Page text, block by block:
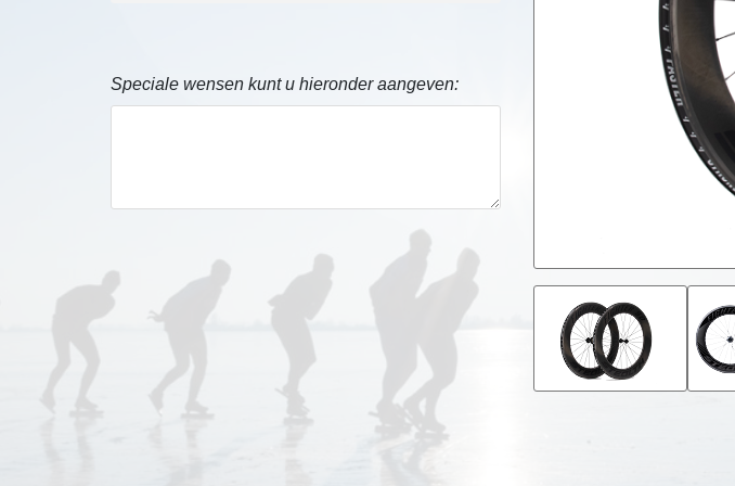
Speciale wensen kunt u hieronder aangeven: